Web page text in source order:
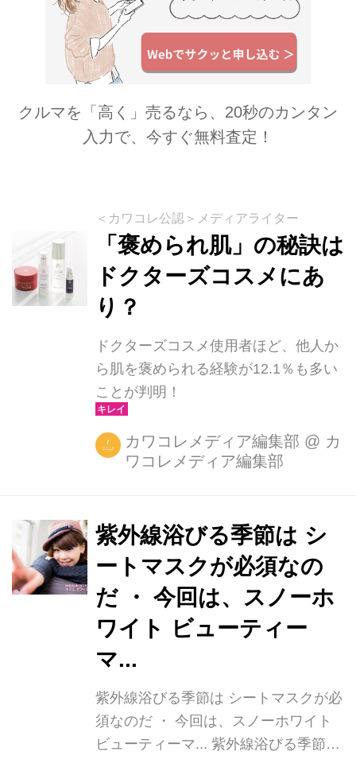
クルマを「高く」売るなら、20秒のカンタン
入力で、今すぐ無料査定！
＜カワコレ公認＞メディアライター
「褒められ肌」の秘訣は
ドクターズコスメにあ
り？
ドクターズコスメ使用者ほど、他人か
ら肌を褒められる経験が12.1％も多い
ことが判明！
カワコレメディア編集部 @ カ
ワコレメディア編集部
紫外線浴びる季節は シ
ートマスクが必須なの
だ️ ・ 今回は、スノーホ
ワイト ビューティー
マ...
紫外線浴びる季節は シートマスクが必
須なのだ️ ・ 今回は、スノーホワイト
ビューティーマ... 紫外線浴びる季節は